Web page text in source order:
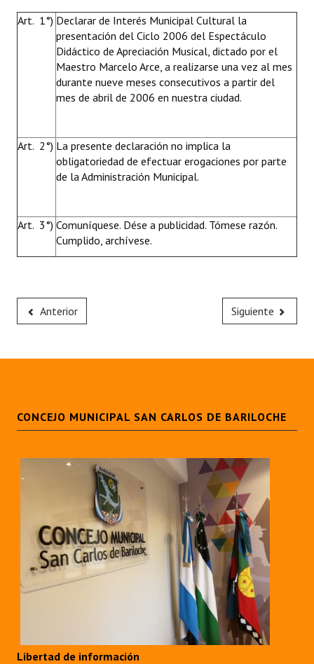
Banca del Vecino - Registro
Huéspedes de Honor - Registro
Antiguos Pobladores - Registro
Reconocimientos - Registro
Entrega de distinciones
Art. 1°) Declarar de Interés Municipal Cultural la
presentación del Ciclo 2006 del Espectáculo
Didáctico de Apreciación Musical, dictado por el
Maestro Marcelo Arce, a realizarse una vez al mes
durante nueve meses consecutivos a partir del
mes de abril de 2006 en nuestra ciudad.
Art. 2°) La presente declaración no implica la
obligatoriedad de efectuar erogaciones por parte
de la Administración Municipal.
Art. 3°) Comuníquese. Dése a publicidad. Tómese razón.
Cumplido, archívese.
Anterior Siguiente
CONCEJO MUNICIPAL SAN CARLOS DE BARILOCHE
Libertad de información